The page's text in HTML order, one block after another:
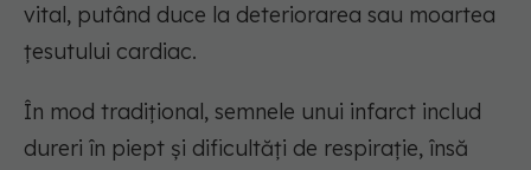
vital, putând duce la deteriorarea sau moartea
țesutului cardiac.
În mod tradițional, semnele unui infarct includ
dureri în piept și dificultăți de respirație, însă